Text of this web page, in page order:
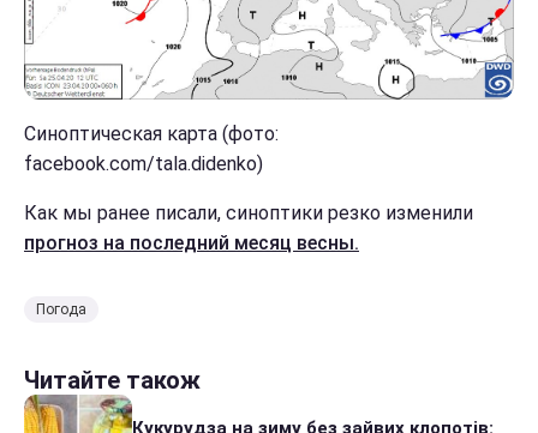
Синоптическая карта (фото:
facebook.com/tala.didenko)
Как мы ранее писали, синоптики резко изменили
прогноз на последний месяц весны.
Погода
Читайте також
Кукурудза на зиму без зайвих клопотів: